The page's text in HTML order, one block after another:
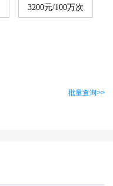
3200元/100万次
批量查询>>